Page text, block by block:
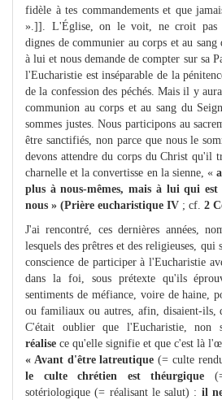
fidèle à tes commandements et que
».]]. L'Église, on le voit, ne croit pas
dignes de communier au corps et au
à lui et nous demande de compter sur sa
l'Eucharistie est inséparable de la
de la confession des péchés. Mais il y
communion au corps et au sang du
sommes justes. Nous participons au
être sanctifiés, non parce que nous le
devons attendre du corps du Christ qu'il
charnelle et la convertisse en la sienne, «
plus à nous-mêmes, mais à lui qui
nous » (Prière eucharistique IV ; cf. 2
J'ai rencontré, ces dernières années,
lesquels des prêtres et des religieuses, qui
conscience de participer à l'Eucharistie
dans la foi, sous prétexte qu'ils
sentiments de méfiance, voire de haine,
ou familiaux ou autres, afin, disaient-ils,
C'était oublier que l'Eucharistie, non
réalise ce qu'elle signifie et que c'est là
« Avant d'être latreutique (= culte
le culte chrétien est théurgique
sotériologique (= réalisant le salut) : il